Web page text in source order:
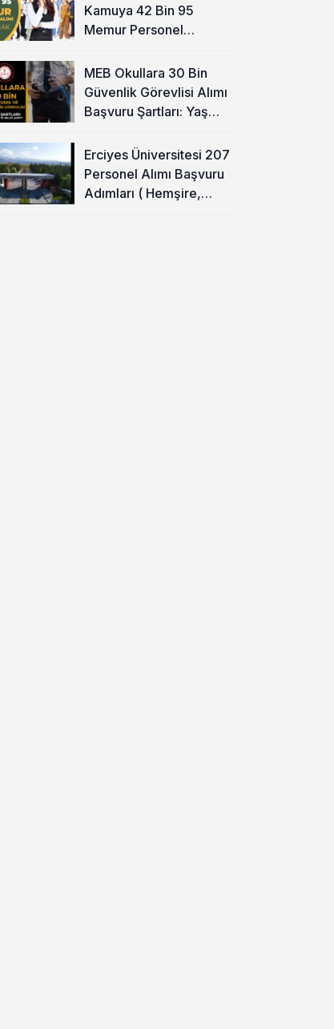
Kamuya 42 Bin 95
Memur Personel
MEB Okullara 30 Bin
Güvenlik Görevlisi Alımı
Başvuru Şartları: Yaş
Olacak Mı?
Erciyes Üniversitesi 207
Personel Alımı Başvuru
Adımları ( Hemşire,